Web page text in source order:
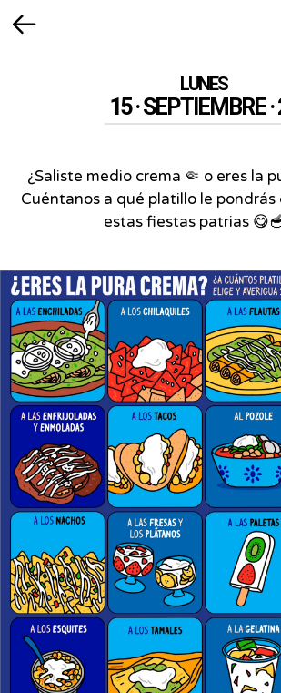
LUNES
15 · SEPTIEMBRE ·
¿Saliste medio crema 🤏 o eres la
Cuéntanos a qué platillo le
estas fiestas patrias